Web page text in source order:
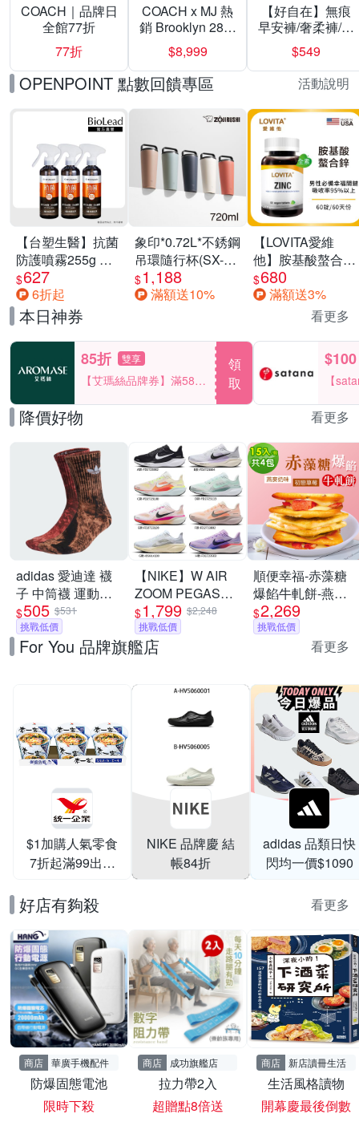
COACH｜品牌日
全館77折
77折
COACH x MJ 熱
銷 Brooklyn 28／
兩用／斜背包均
一價-多款可選
$8,999
【好自在】無痕
早安褲/奢柔褲/熊
抱安睡褲 超值組
任選一組 -生理
褲/衛生棉褲(無痕
褲18片、安睡褲
24片)
$549
OPENPOINT 點數回饋專區 活動說明
【台塑生醫】抗菌
防護噴霧255g 三
入組
$627
6折起
象印*0.72L*不銹鋼
吊環隨行杯(SX-
LA72H)
$1,188
滿額送10%
【LOVITA愛維
他】胺基酸螯合鋅
x2瓶30mg素食錠
(鋅錠)
$680
滿額送3%
本日神券 看更多
85折 雙享
【艾瑪絲品牌券】滿580
享85折！
領
取
$100
【
一件
降價好物 看更多
adidas 愛迪達 襪
子 中筒襪 運動襪
三葉草 TIE DYE
CREW 咖紅
IJ6672
$505 $531
挑戰低價
【NIKE】W AIR
ZOOM PEGASUS
41 慢跑鞋 休閒鞋
運動鞋 走路鞋 日
常穿搭 低筒 男女
$1,799 $2,248
挑戰低價
順便幸福-赤藻糖
爆餡牛軋餅-燕麥
奶味x2包+初戀草
莓x2包(果乾 下午
$2,269
挑戰低價
For You 品牌旗艦店 看更多
$1加購人氣零食
7折起滿99出貨
NIKE 品牌慶 結
帳84折
adidas 品類日快
閃均一價$1090
好店有夠殺 看更多
商店 華廣手機配件
防爆固態電池
限時下殺
商店 成功旗艦店
拉力帶2入
超贈點8倍送
商店 新店讀冊生活
生活風格讀物
開幕慶最後倒數